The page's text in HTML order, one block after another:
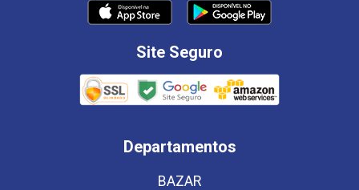
Site Seguro
Departamentos
BAZAR